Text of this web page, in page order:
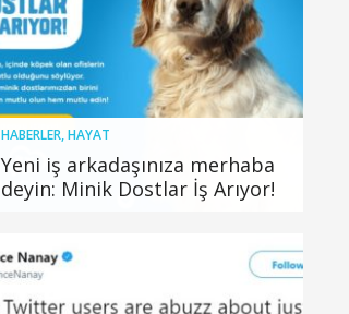
HABERLER,HAYAT
Yeni iş arkadaşınıza merhaba
deyin: Minik Dostlar İş Arıyor!